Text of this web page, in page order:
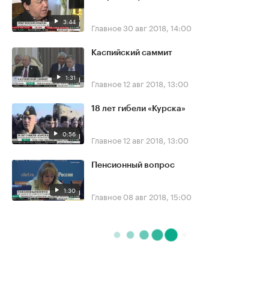
3:44 Главное30 авг 2018, 14:00
1:31
Каспийский саммит
Главное12 авг 2018, 13:00
0:56
18 лет гибели «Курска»
Главное12 авг 2018, 13:00
1:30
Пенсионный вопрос
Главное 08 авг 2018, 15:00